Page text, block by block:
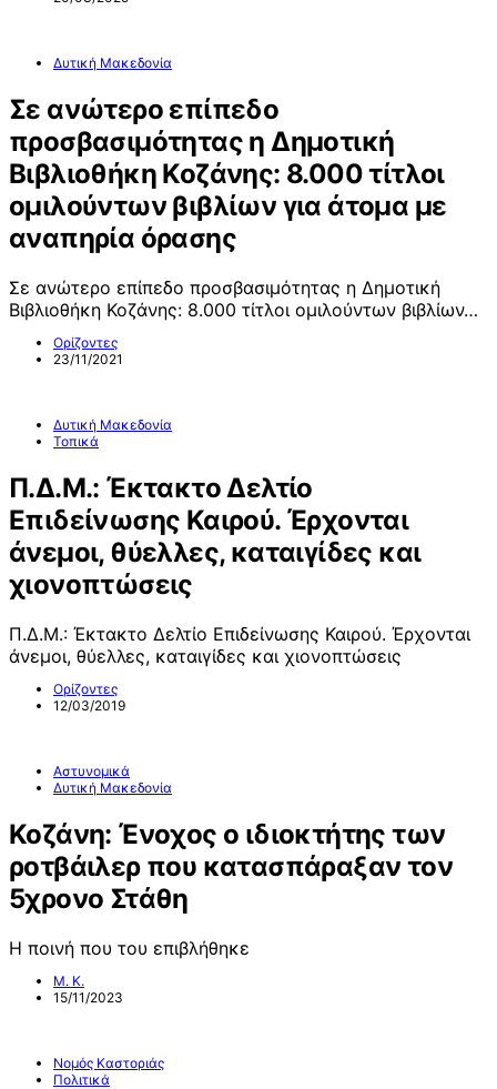
Δυτική Μακεδονία
Σε ανώτερο επίπεδο
προσβασιμότητας η Δημοτική
Βιβλιοθήκη Κοζάνης: 8.000 τίτλοι
ομιλούντων βιβλίων για άτομα με
αναπηρία όρασης
Σε ανώτερο επίπεδο προσβασιμότητας η Δημοτική
Βιβλιοθήκη Κοζάνης: 8.000 τίτλοι ομιλούντων βιβλίων…
Ορίζοντες
23/11/2021
Δυτική Μακεδονία
Τοπικά
Π.Δ.Μ.: Έκτακτο Δελτίο
Επιδείνωσης Καιρού. Έρχονται
άνεμοι, θύελλες, καταιγίδες και
χιονοπτώσεις
Π.Δ.Μ.: Έκτακτο Δελτίο Επιδείνωσης Καιρού. Έρχονται
άνεμοι, θύελλες, καταιγίδες και χιονοπτώσεις
Ορίζοντες
12/03/2019
Αστυνομικά
Δυτική Μακεδονία
Κοζάνη: Ένοχος ο ιδιοκτήτης των
ροτβάιλερ που κατασπάραξαν τον
5χρονο Στάθη
Η ποινή που του επιβλήθηκε
Μ. Κ.
15/11/2023
Νομός Καστοριάς
Πολιτικά